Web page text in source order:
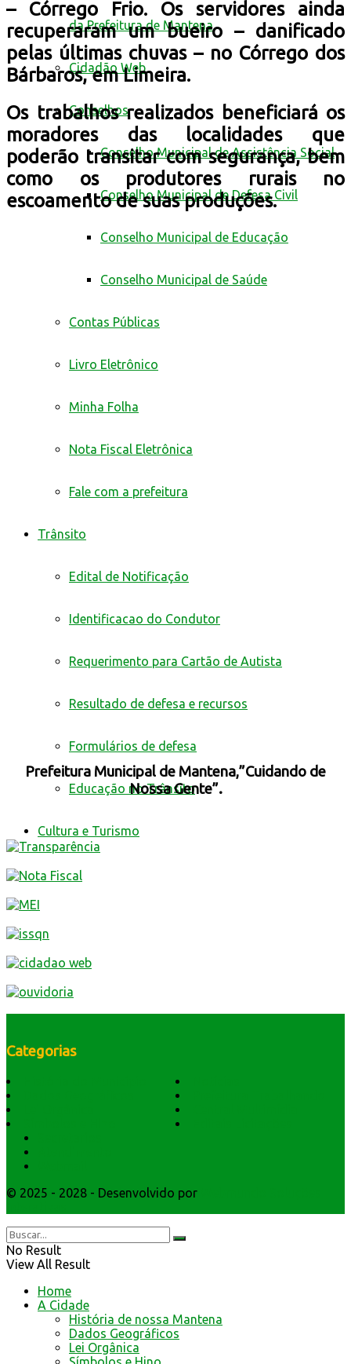
da Prefeitura de Mantena
Cidadão Web
Conselhos
Conselho Municipal de Assistência Social
Conselho Municipal de Defesa Civil
Conselho Municipal de Educação
Conselho Municipal de Saúde
Contas Públicas
Livro Eletrônico
Minha Folha
Nota Fiscal Eletrônica
Fale com a prefeitura
Trânsito
Edital de Notificação
Identificacao do Condutor
Requerimento para Cartão de Autista
Resultado de defesa e recursos
Formulários de defesa
Educação no Trânsito
Cultura e Turismo
– Córrego Frio. Os servidores ainda
recuperaram um bueiro – danificado
pelas últimas chuvas – no Córrego dos
Bárbaros, em Limeira.
Os trabalhos realizados beneficiará os
moradores das localidades que
poderão transitar com segurança, bem
como os produtores rurais no
escoamento de suas produções.
Prefeitura Municipal de Mantena,”Cuidando de
Nossa Gente”.
Categorias
© 2025 - 2028 - Desenvolvido por
No Result
View All Result
Home
A Cidade
História de nossa Mantena
Dados Geográficos
Lei Orgânica